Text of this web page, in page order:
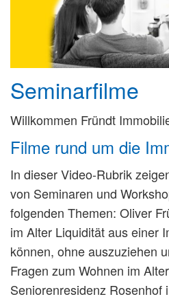
BERATUNG
ÜBER UNS
SERVICE
Seminarfilme
Willkommen Fründt
Filme rund um die
In dieser Video-Rubrik
von Seminaren und
folgenden Themen: Oliver
im Alter Liquidität aus einer
können, ohne auszuziehen
Fragen zum Wohnen im
Seniorenresidenz Rosenhof